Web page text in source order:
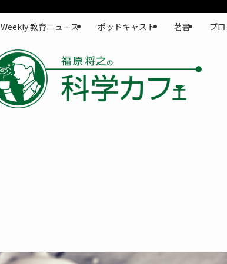
Weekly 教育ニュース ポッドキャスト 著書 プ